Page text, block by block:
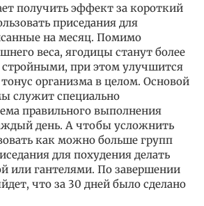
получить эффект за короткий
приседания для
на месяц. Помимо
веса, ягодицы станут более
стройными, при этом улучшится
организма в целом. Основой
служит специально
правильного выполнения
день. А чтобы усложнить
как можно больше групп
для похудения делать
или гантелями. По завершении
что за 30 дней было сделано